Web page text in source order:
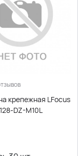
крепежная LFocus
DZ-M10L